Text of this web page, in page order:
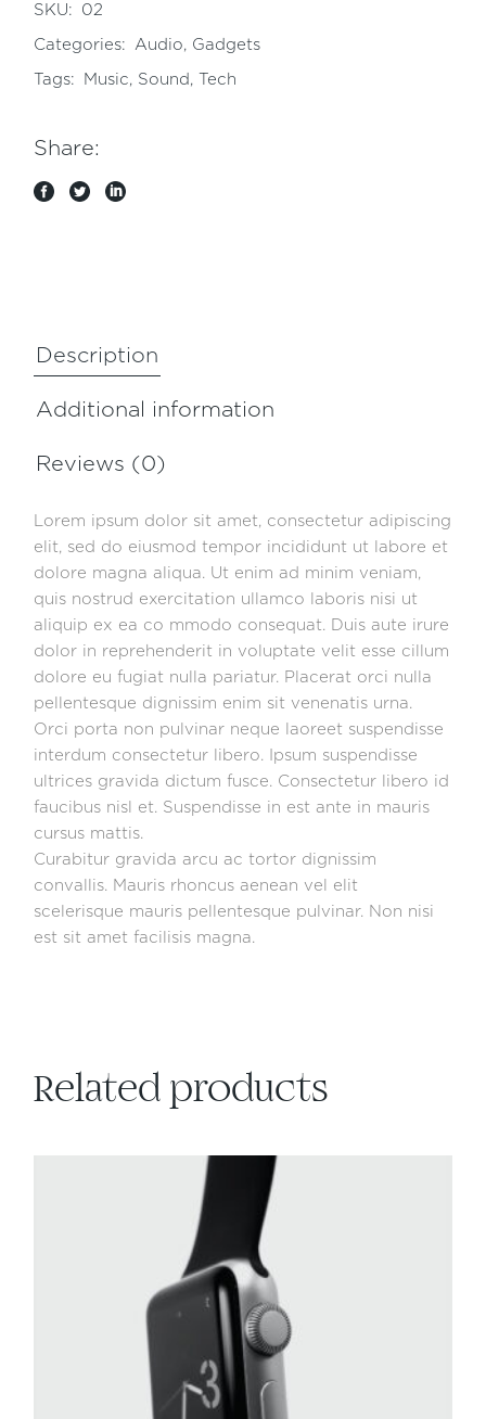
SKU: 02
Categories: Audio, Gadgets
Tags: Music, Sound , Tech
Share:
Description
Additional information
Reviews (0)
Lorem ipsum dolor sit amet, consectetur adipiscing
elit, sed do eiusmod tempor incididunt ut labore et
dolore magna aliqua. Ut enim ad minim veniam,
quis nostrud exercitation ullamco laboris nisi ut
aliquip ex ea co mmodo consequat. Duis aute irure
dolor in reprehenderit in voluptate velit esse cillum
dolore eu fugiat nulla pariatur. Placerat orci nulla
pellentesque dignissim enim sit venenatis urna.
Orci porta non pulvinar neque laoreet suspendisse
interdum consectetur libero. Ipsum suspendisse
ultrices gravida dictum fusce. Consectetur libero id
faucibus nisl et. Suspendisse in est ante in mauris
cursus mattis.
Curabitur gravida arcu ac tortor dignissim
convallis. Mauris rhoncus aenean vel elit
scelerisque mauris pellentesque pulvinar. Non nisi
est sit amet facilisis magna.
Related products